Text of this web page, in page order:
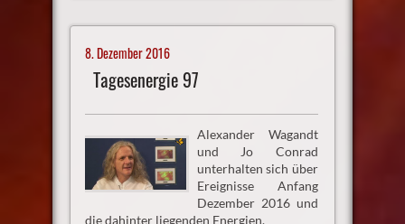
8. Dezember 2016
Tagesenergie 97
Alexander Wagandt
und Jo Conrad
unterhalten sich über
Ereignisse Anfang
Dezember 2016 und
die dahinter liegenden Energien.